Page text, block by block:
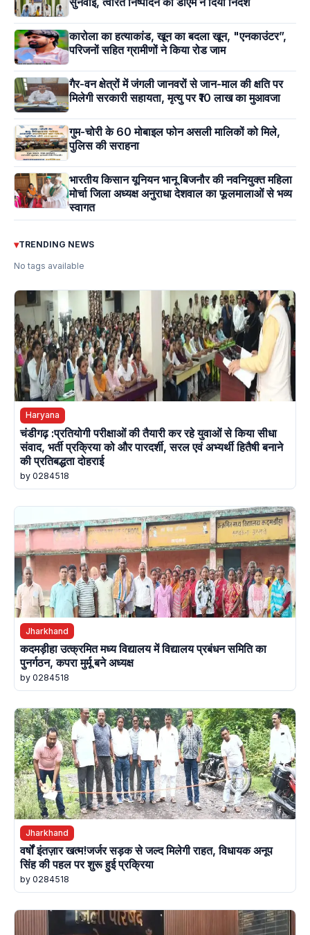
कारोला का हत्याकांड, खून का बदला खून, "एनकाउंटर”,
परिजनों सहित ग्रामीणों ने किया रोड जाम
गैर-वन क्षेत्रों में जंगली जानवरों से जान-माल की क्षति पर
मिलेगी सरकारी सहायता, मृत्यु पर ₹10 लाख का मुआवजा
गुम-चोरी के 60 मोबाइल फोन असली मालिकों को मिले,
पुलिस की सराहना
भारतीय किसान यूनियन भानू बिजनौर की नवनियुक्त महिला
मोर्चा जिला अध्यक्ष अनुराधा देशवाल का फूलमालाओं से भव्य
स्वागत
▾TRENDING NEWS
No tags available
Haryana
चंडीगढ़ :प्रतियोगी परीक्षाओं की तैयारी कर रहे युवाओं से किया सीधा
संवाद, भर्ती प्रक्रिया को और पारदर्शी, सरल एवं अभ्यर्थी हितैषी बनाने
की प्रतिबद्धता दोहराई
by 0284518
Jharkhand
कदमड़ीहा उत्क्रमित मध्य विद्यालय में विद्यालय प्रबंधन समिति का
पुनर्गठन, कपरा मुर्मू बने अध्यक्ष
by 0284518
Jharkhand
वर्षों इंतज़ार खत्म!जर्जर सड़क से जल्द मिलेगी राहत, विधायक अनूप
सिंह की पहल पर शुरू हुई प्रक्रिया
by 0284518